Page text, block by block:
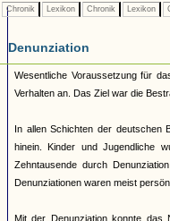
Chronik Lexikon Chronik Lexikon
Denunziation
Wesentliche Voraussetzung für
Verhalten an. Das Ziel war die
In allen Schichten der deutschen
hinein. Kinder und Jugendliche
Zehntausende durch
Denunziationen waren meist
Mit der Denunziation konnte das